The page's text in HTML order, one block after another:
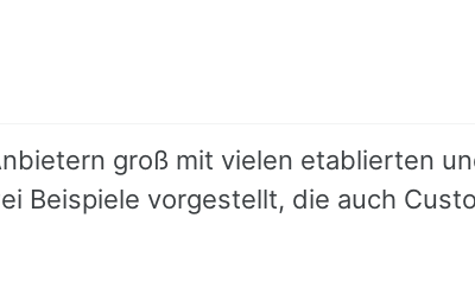
groß mit vielen etablierten
Beispiele vorgestellt, die auch